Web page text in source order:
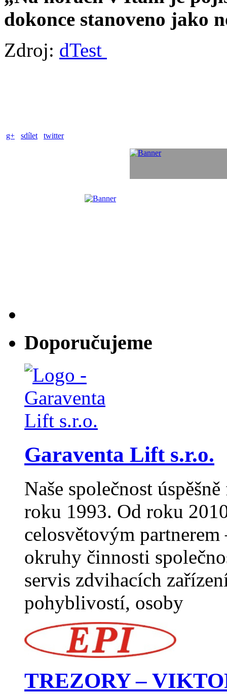
dokonce stanoveno jako
Zdroj: dTest
g+ sdílet twitter
Doporučujeme
Garaventa Lift s.r.o.
Naše společnost
roku 1993. Od roku
celosvětovým
okruhy činnosti
servis zdvihacích
pohyblivostí, osoby
TREZORY –